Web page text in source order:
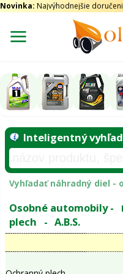
Novinka: Najvýhodnejšie
Inteligentný
Vyhľadať